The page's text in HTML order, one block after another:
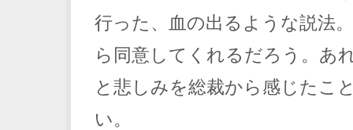
行った、血の出るような説法
ら同意してくれるだろう。あ
と悲しみを総裁から感じたこ
い。